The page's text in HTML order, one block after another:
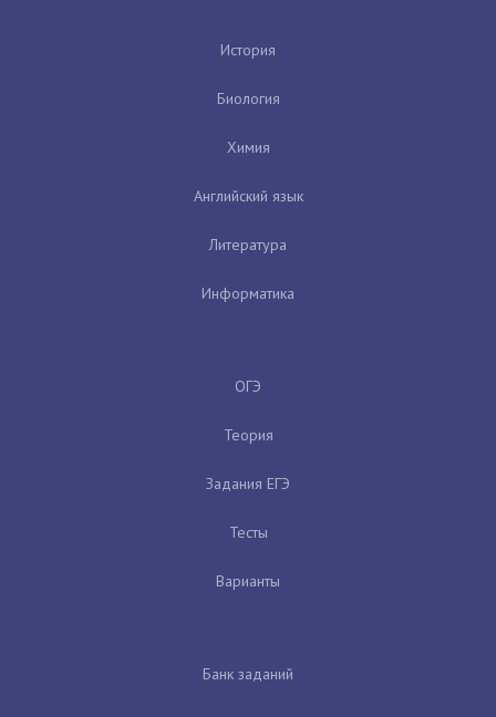
История
Биология
Химия
Английский язык
Литература
Информатика
ОГЭ
Теория
Задания ЕГЭ
Тесты
Варианты
Банк заданий